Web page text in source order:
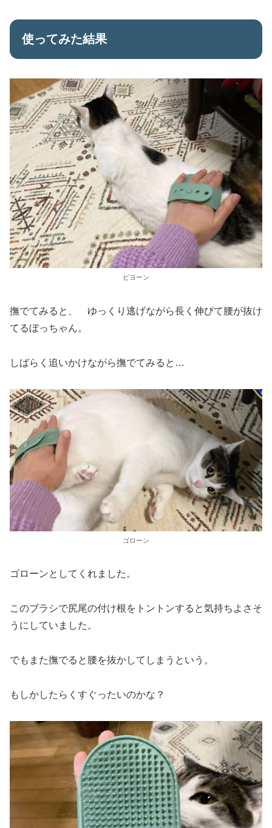
使ってみた結果
ビヨーン
撫でてみると、 ゆっくり逃げながら長く伸びて腰が抜け
てるぼっちゃん。
しばらく追いかけながら撫でてみると…
ゴローン
ゴローンとしてくれました。
このブラシで尻尾の付け根をトントンすると気持ちよさそ
うにしていました。
でもまた撫でると腰を抜かしてしまうという。
もしかしたらくすぐったいのかな？